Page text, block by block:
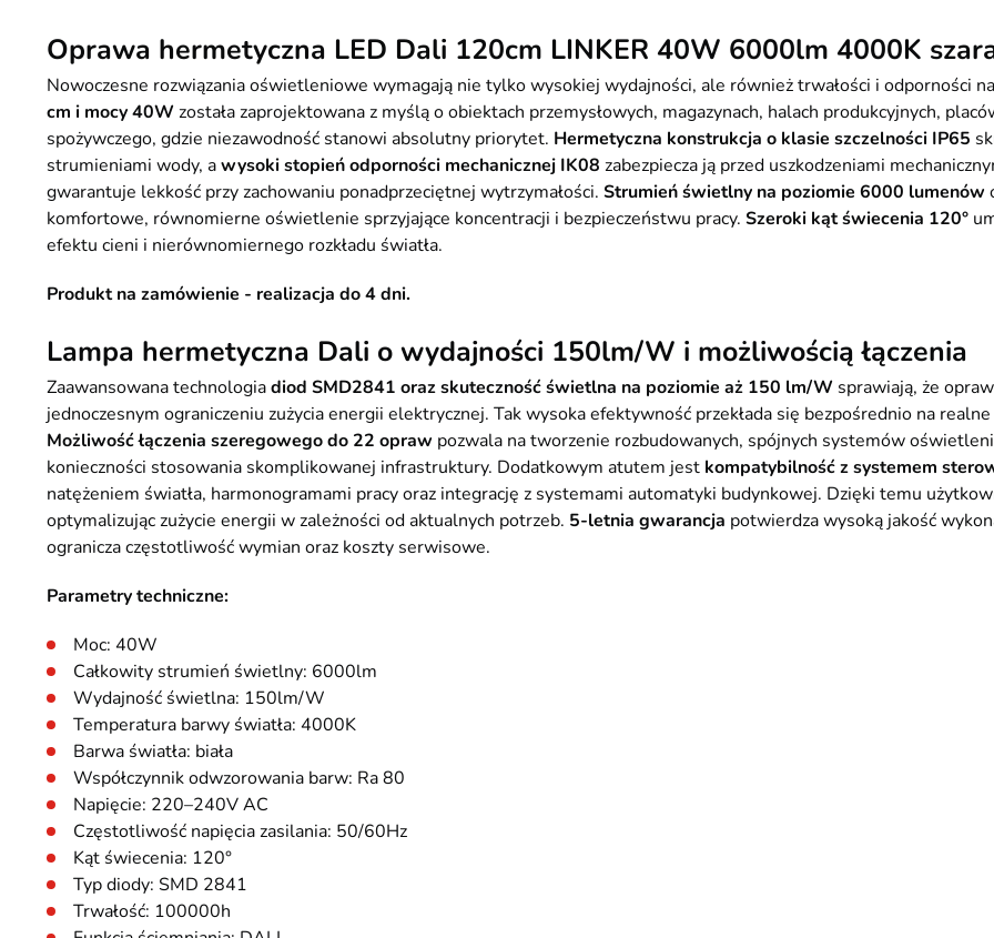
Oprawa hermetyczna LED Dali 120cm LINKER 40W 6000lm 4000K
Nowoczesne rozwiązania oświetleniowe wymagają nie tylko wysokiej wydajności, ale również trwałości i odporności
cm i mocy 40Wzostała zaprojektowana z myślą o obiektach przemysłowych, magazynach, halach produkcyjnych,
spożywczego, gdzie niezawodność stanowi absolutny priorytet. Hermetyczna konstrukcja o klasie szczelności IP65
strumieniami wody, awysoki stopień odporności mechanicznej IK08 zabezpiecza ją przed uszkodzeniami
gwarantuje lekkość przy zachowaniu ponadprzeciętnej wytrzymałości. Strumień świetlny na poziomie 6000 lumenów
komfortowe, równomierne oświetlenie sprzyjające koncentracji i bezpieczeństwu pracy. Szeroki kąt świecenia 120°
efektu cieni i nierównomiernego rozkładu światła.
Produkt na zamówienie - realizacja do 4 dni.
Lampa hermetyczna Dali o wydajności 150lm/W i możliwością łączenia
Zaawansowana technologiadiod SMD2841 oraz skuteczność świetlna na poziomie aż 150 lm/W sprawiają, że
jednoczesnym ograniczeniu zużycia energii elektrycznej. Tak wysoka efektywność przekłada się bezpośrednio na
Możliwość łączenia szeregowego do 22 opraw pozwala na tworzenie rozbudowanych, spójnych systemów
konieczności stosowania skomplikowanej infrastruktury. Dodatkowym atutem jest kompatybilność z systemem
natężeniem światła, harmonogramami pracy oraz integrację z systemami automatyki budynkowej. Dzięki temu
optymalizując zużycie energii w zależności od aktualnych potrzeb. 5-letnia gwarancja potwierdza wysoką jakość
ogranicza częstotliwość wymian oraz koszty serwisowe.
Parametry techniczne:
Moc: 40W
Całkowity strumień świetlny: 6000lm
Wydajność świetlna: 150lm/W
Temperatura barwy światła: 4000K
Barwa światła: biała
Współczynnik odwzorowania barw: Ra 80
Napięcie: 220–240V AC
Częstotliwość napięcia zasilania: 50/60Hz
Kąt świecenia: 120°
Typ diody: SMD 2841
Trwałość: 100000h